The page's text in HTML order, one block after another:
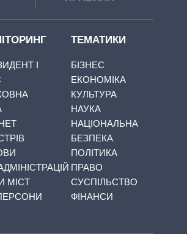
І
МІСТ
ТЕМАТИКИ
БІЗНЕС
ЕКОНОМІКА
КУЛЬТУРА
НАУКА
НАЦІОНАЛЬНА
БЕЗПЕКА
ПОЛІТИКА
ПРАВО
СУСПІЛЬСТВО
ФІНАНСИ